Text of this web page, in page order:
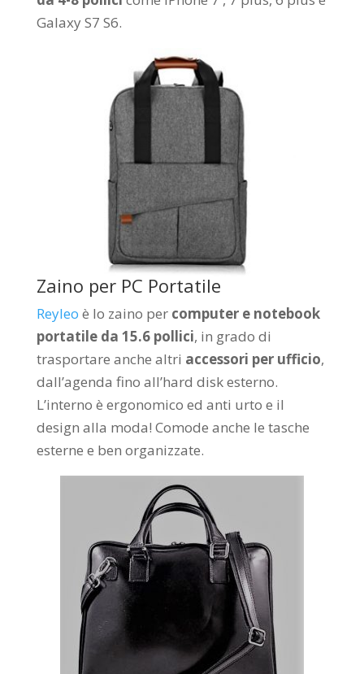
Galaxy S7 S6.
Zaino per PC Portatile
Reyleo è lo zaino per computer e notebook
portatile da 15.6 pollici, in grado di
trasportare anche altri accessori per ufficio,
dall’agenda fino all’hard disk esterno.
L’interno è ergonomico ed anti urto e il
design alla moda! Comode anche le tasche
esterne e ben organizzate.